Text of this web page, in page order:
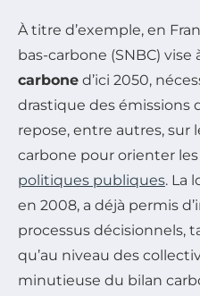
À titre d’exemple, en
bas-carbone (SNBC) vise
carbone d’ici 2050,
drastique des émissions
repose, entre autres, sur
carbone pour orienter
politiques publiques. La
en 2008, a déjà permis
processus décisionnels,
qu’au niveau des
minutieuse du bilan